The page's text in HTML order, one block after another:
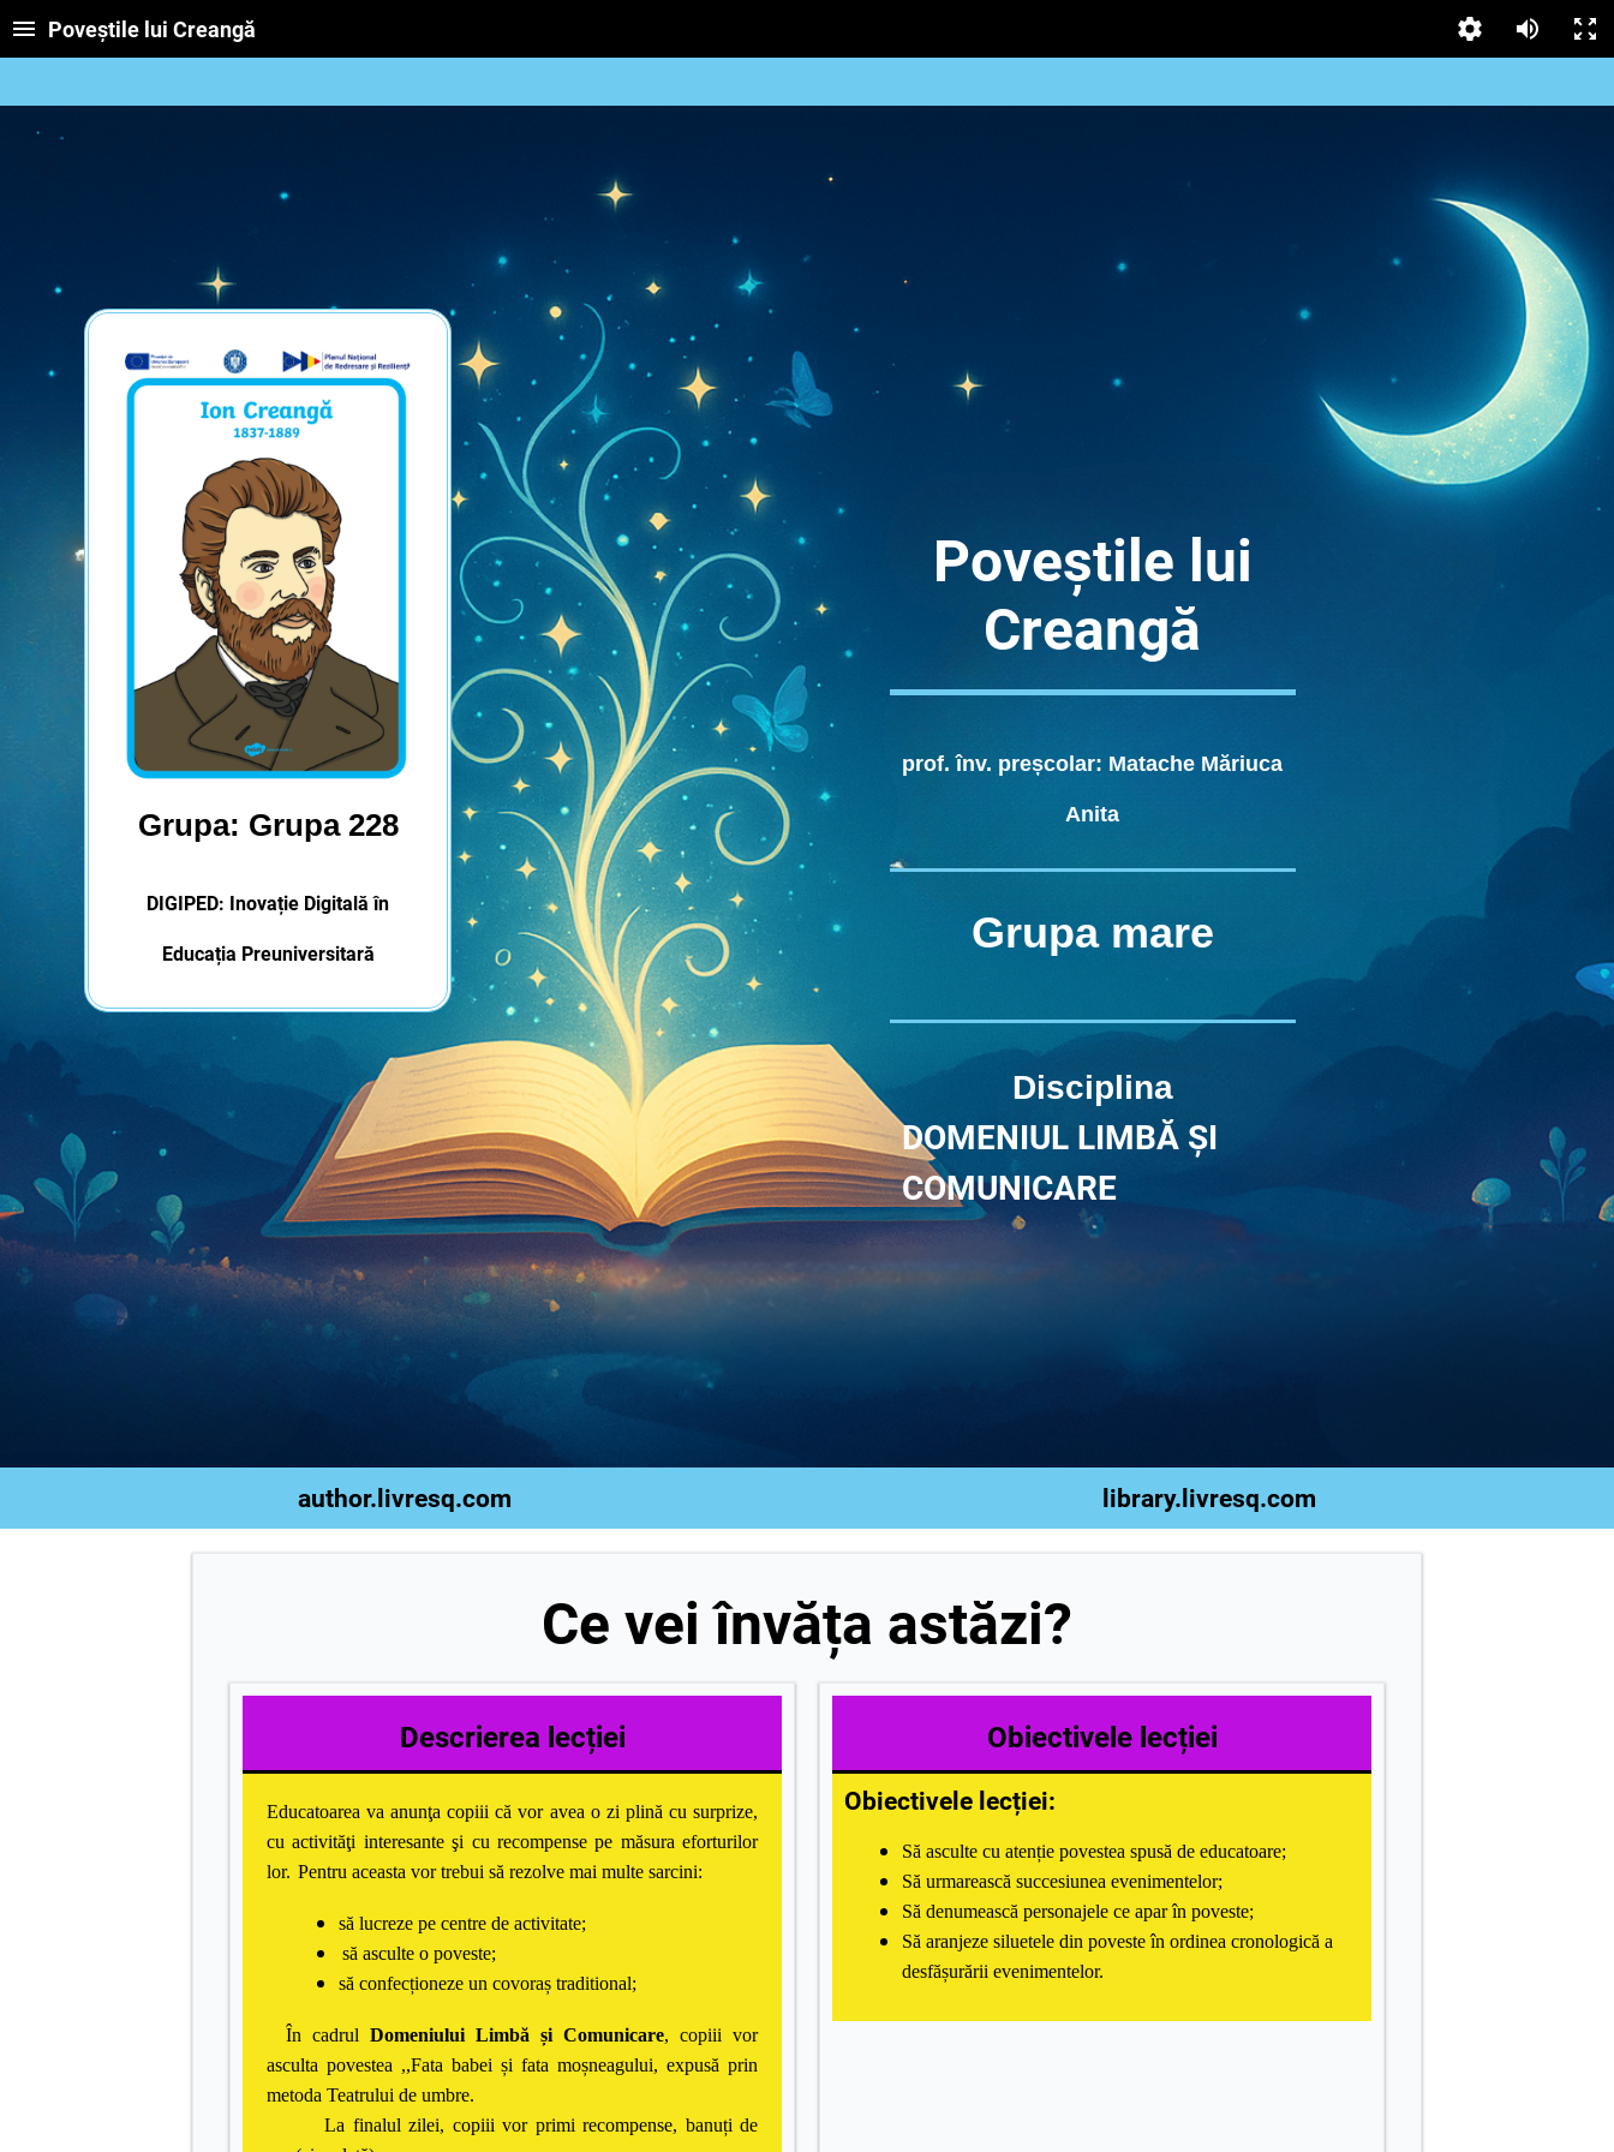
Poveștile lui Creangă
Grupa: Grupa 228
DIGIPED: Inovație Digitală în
Educația Preuniversitară
Poveștile lui
Creangă
prof. înv. preșcolar: Matache Măriuca
Anita
Grupa mare
Disciplina
DOMENIUL LIMBĂ ȘI
COMUNICARE
author.livresq.com library.livresq.com
Ce vei învăța astăzi?
Descrierea lecției
Educatoarea va anunţa copiii că vor avea o zi plină cu surprize,
cu activităţi interesante şi cu recompense pe măsura eforturilor
lor. Pentru aceasta vor trebui să rezolve mai multe sarcini:
să lucreze pe centre de activitate;
să asculte o poveste;
să confecționeze un covoraș traditional;
În cadrul Domeniului Limbă și Comunicare, copiii vor
asculta povestea ,,Fata babei și fata moșneagului, expusă prin
metoda Teatrului de umbre.
La finalul zilei, copiii vor primi recompense, banuți de
Obiectivele lecției
Obiectivele lecției:
Să asculte cu atenție povestea spusă de educatoare;
Să urmarească succesiunea evenimentelor;
Să denumească personajele ce apar în poveste;
Să aranjeze siluetele din poveste în ordinea cronologică a
desfășurării evenimentelor.